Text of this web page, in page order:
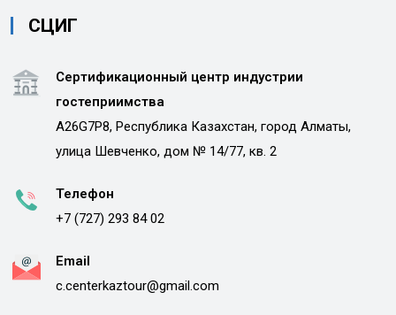
СЦИГ
Сертификационный центр индустрии
гостеприимства
A26G7P8, Республика Казахстан, город Алматы,
улица Шевченко, дом № 14/77, кв. 2
Телефон
+7 (727) 293 84 02
Email
c.centerkaztour@gmail.com